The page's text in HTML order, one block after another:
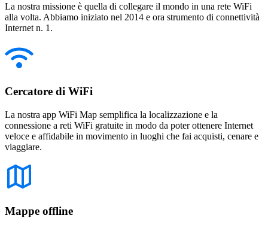
La nostra missione è quella di collegare il mondo in una rete WiFi
alla volta. Abbiamo iniziato nel 2014 e ora strumento di connettività
Internet n. 1.
Cercatore di WiFi
La nostra app WiFi Map semplifica la localizzazione e la
connessione a reti WiFi gratuite in modo da poter ottenere Internet
veloce e affidabile in movimento in luoghi che fai acquisti, cenare e
viaggiare.
Mappe offline